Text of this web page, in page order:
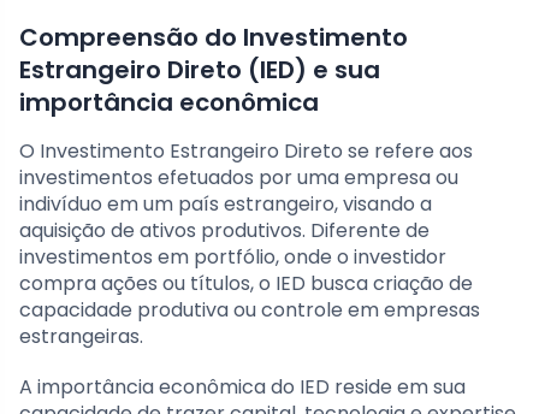
Compreensão do Investimento
Estrangeiro Direto (IED) e sua
importância econômica
O Investimento Estrangeiro Direto se refere aos
investimentos efetuados por uma empresa ou
indivíduo em um país estrangeiro, visando a
aquisição de ativos produtivos. Diferente de
investimentos em portfólio, onde o investidor
compra ações ou títulos, o IED busca criação de
capacidade produtiva ou controle em empresas
estrangeiras.
A importância econômica do IED reside em sua